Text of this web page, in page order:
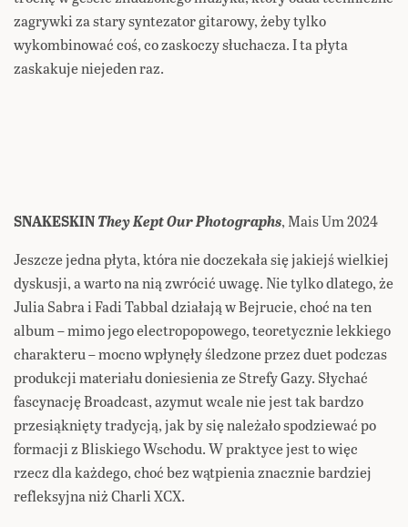
zagrywki za stary syntezator gitarowy, żeby tylko
wykombinować coś, co zaskoczy słuchacza. I ta płyta
zaskakuje niejeden raz.
SNAKESKINThey Kept Our Photographs, Mais Um 2024
Jeszcze jedna płyta, która nie doczekała się jakiejś wielkiej
dyskusji, a warto na nią zwrócić uwagę. Nie tylko dlatego, że
Julia Sabra i Fadi Tabbal działają w Bejrucie, choć na ten
album – mimo jego electropopowego, teoretycznie lekkiego
charakteru – mocno wpłynęły śledzone przez duet podczas
produkcji materiału doniesienia ze Strefy Gazy. Słychać
fascynację Broadcast, azymut wcale nie jest tak bardzo
przesiąknięty tradycją, jak by się należało spodziewać po
formacji z Bliskiego Wschodu. W praktyce jest to więc
rzecz dla każdego, choć bez wątpienia znacznie bardziej
refleksyjna niż Charli XCX.